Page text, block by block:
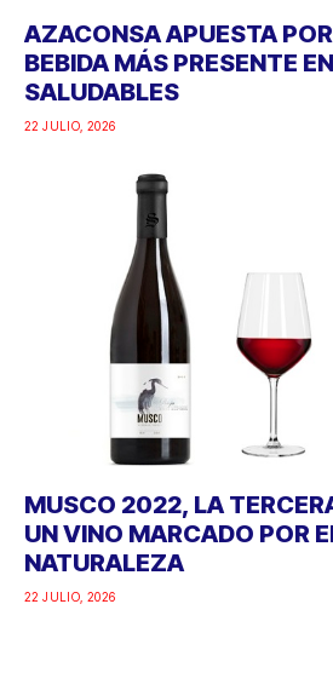
AZACONSA APUESTA
BEBIDA MÁS PRESENTE
SALUDABLES
22 JULIO, 2026
MUSCO 2022, LA
UN VINO MARCADO POR
NATURALEZA
22 JULIO, 2026